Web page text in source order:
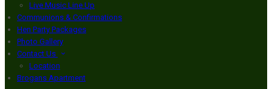
Live Music Line Up
Communions & Confirmations
Hen Party Packages
Photo Gallery
Contact Us
Location
Brogans Apartment